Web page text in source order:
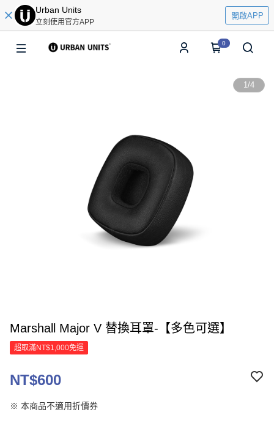
Urban Units
立刻使用官方APP
開啟APP
0
1/4
Marshall Major V 替換耳罩-【多色可選】
超取滿NT$1,000免運
NT$600
※ 本商品不適用折價券